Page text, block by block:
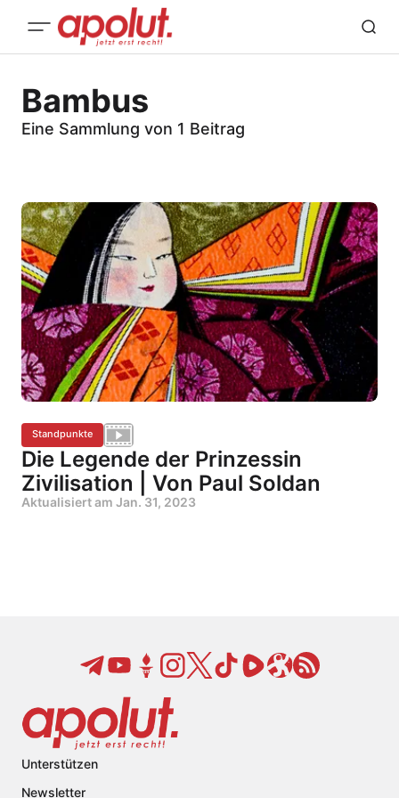
Bambus
Eine Sammlung von 1 Beitrag
Standpunkte
Die Legende der Prinzessin
Zivilisation | Von Paul Soldan
Aktualisiert am Jan. 31, 2023
Unterstützen
Newsletter